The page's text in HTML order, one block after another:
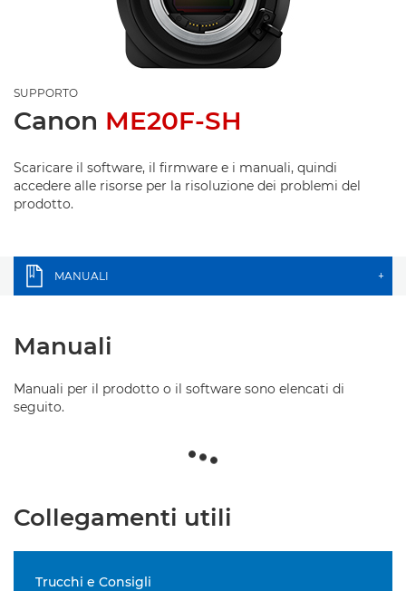
SUPPORTO
Canon ME20F-SH
Scaricare il software, il firmware e i manuali, quindi
accedere alle risorse per la risoluzione dei problemi del
prodotto.
MANUALI +
Manuali
Manuali per il prodotto o il software sono elencati di
seguito.
Collegamenti utili
Trucchi e Consigli